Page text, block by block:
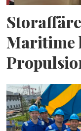
Maritime